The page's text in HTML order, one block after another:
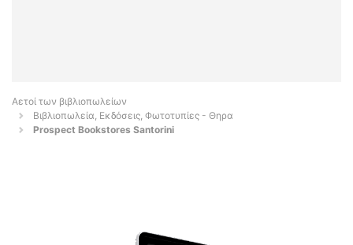
Αετοί των βιβλιοπωλείων
Βιβλιοπωλεία, Εκδόσεις, Φωτοτυπίες - Θηρα
Prospect Bookstores Santorini